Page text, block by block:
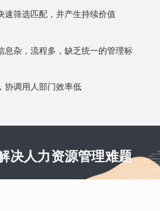
速筛选匹配，并产生持续价值
息杂，流程多，缺乏统一的管理标
协调用人部门效率低
决人力资源管理难题